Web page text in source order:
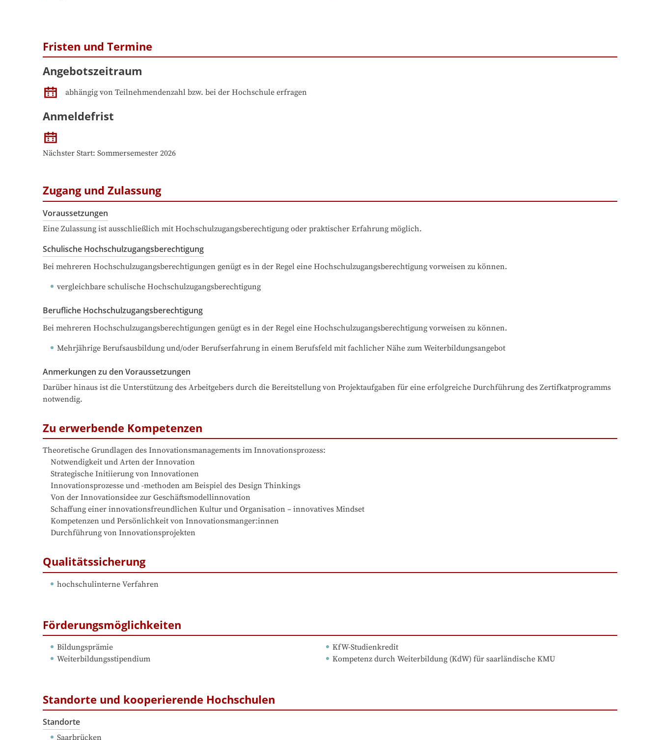
Fristen und Termine
Angebotszeitraum
abhängig von Teilnehmendenzahl bzw. bei der Hochschule erfragen
Anmeldefrist
Nächster Start: Sommersemester 2026
Zugang und Zulassung
Voraussetzungen
Eine Zulassung ist ausschließlich mit Hochschulzugangsberechtigung oder praktischer Erfahrung möglich.
Schulische Hochschulzugangsberechtigung
Bei mehreren Hochschulzugangsberechtigungen genügt es in der Regel eine Hochschulzugangsberechtigung vorweisen zu können.
vergleichbare schulische Hochschulzugangsberechtigung
Berufliche Hochschulzugangsberechtigung
Bei mehreren Hochschulzugangsberechtigungen genügt es in der Regel eine Hochschulzugangsberechtigung vorweisen zu können.
Mehrjährige Berufsausbildung und/oder Berufserfahrung in einem Berufsfeld mit fachlicher Nähe zum Weiterbildungsangebot
Anmerkungen zu den Voraussetzungen
Darüber hinaus ist die Unterstützung des Arbeitgebers durch die Bereitstellung von Projektaufgaben für eine erfolgreiche Durchführung des Zertifkatprogramms
notwendig.
Zu erwerbende Kompetenzen
Theoretische Grundlagen des Innovationsmanagements im Innovationsprozess:
    Durchführung von Innovationsprojekten
Qualitätssicherung
hochschulinterne Verfahren
Förderungsmöglichkeiten
Bildungsprämie
KfW-Studienkredit
Weiterbildungsstipendium
Kompetenz durch Weiterbildung (KdW) für saarländische KMU
Standorte und kooperierende Hochschulen
Standorte
Saarbrücken